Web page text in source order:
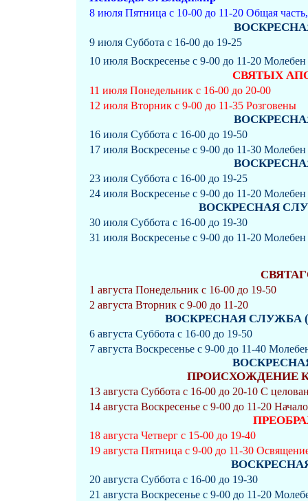
8 июля Пятница с 10-00 до 11-20 Общая
9 июля Суббота с 16-00 до 19-25
10 июля Воскресенье с 9-00 до 11-20
СВЯТЫХ
11 июля Понедельник с 16-00 до 20-00
12 июля Вторник с 9-00 до 11-35 Розговены
16 июля Суббота с 16-00 до 19-50
17 июля Воскресенье с 9-00 до 11-30
23 июля Суббота с 16-00 до 19-25
24 июля Воскресенье с 9-00 до 11-20
ВОСКРЕСНАЯ
30 июля Суббота с 16-00 до 19-30
31 июля Воскресенье с 9-00 до 11-20
1 августа Понедельник с 16-00 до 19-50
2 августа Вторник с 9-00 до 11-20
ВОСКРЕСНАЯ СЛУЖБА
6 августа Суббота с 16-00 до 19-50
7 августа Воскресенье с 9-00 до 11-40
ПРОИСХОЖДЕНИЕ
13 августа Суббота с 16-00 до 20-10 С
14 августа Воскресенье с 9-00 до 11-20
18 августа Четверг с 15-00 до 19-40
19 августа Пятница с 9-00 до 11-30
20 августа Суббота с 16-00 до 19-30
21 августа Воскресенье с 9-00 до 11-20